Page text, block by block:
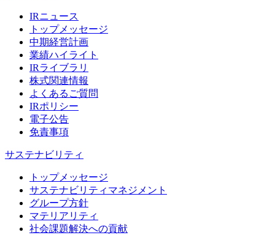
IRニュース
トップメッセージ
中期経営計画
業績ハイライト
IRライブラリ
株式関連情報
よくあるご質問
IRポリシー
電子公告
免責事項
サステナビリティ
トップメッセージ
サステナビリティマネジメント
グループ方針
マテリアリティ
社会課題解決への貢献